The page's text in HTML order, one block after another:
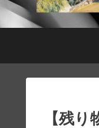
【残